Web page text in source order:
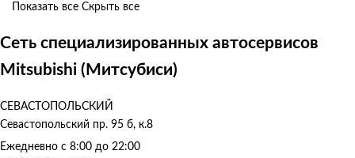
Показать все Скрыть все
Сеть специализированных автосервисов
Mitsubishi (Митсубиси)
СЕВАСТОПОЛЬСКИЙ
Севастопольский пр. 95 б, к.8
Ежедневно с 8:00 до 22:00